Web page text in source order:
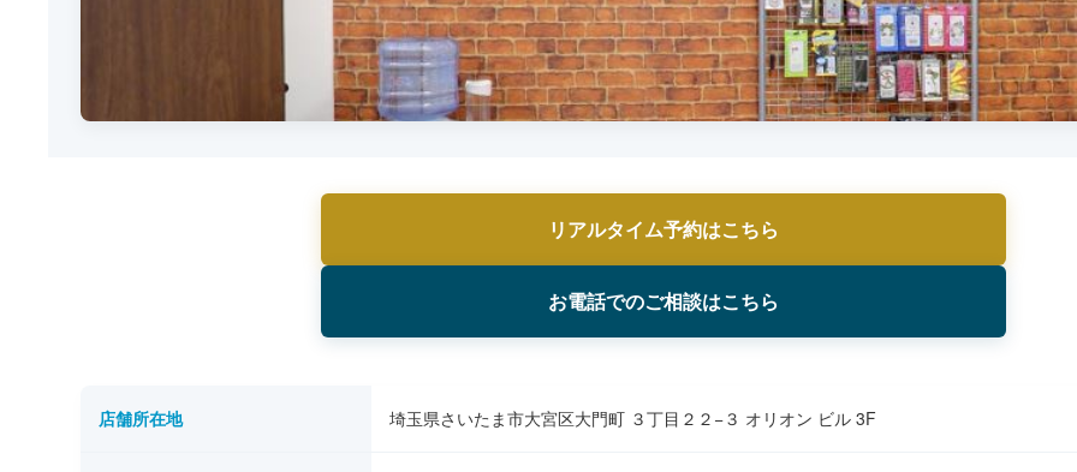
リアルタイム予約はこちら
お電話でのご相談はこちら
店舗所在地 埼玉県さいたま市大宮区大門町 ３丁目２２−３ オリオン ビル 3F